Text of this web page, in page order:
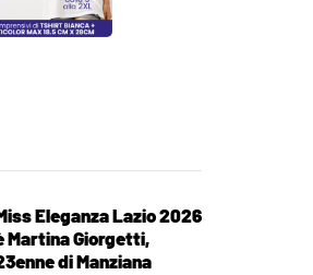
Eleganza Lazio 2026
Martina Giorgetti,
di Manziana